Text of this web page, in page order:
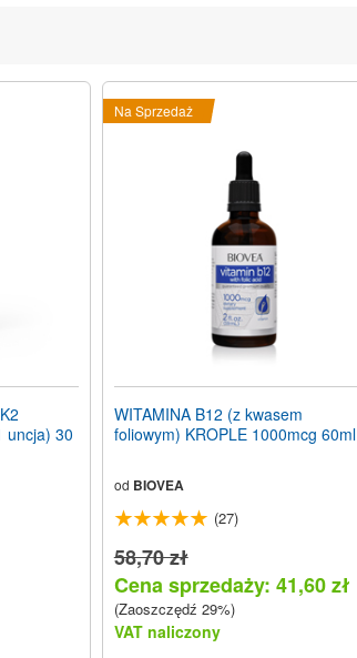
uncja) 30
Na Sprzedaż
WITAMINA B12 (z kwasem
foliowym) KROPLE 1000mcg 60ml
od BIOVEA
(27)
58,70 zł
Cena sprzedaży: 41,60 zł
(Zaoszczędź 29%)
VAT naliczony